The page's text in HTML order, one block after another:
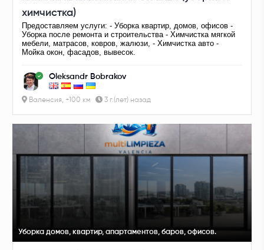
химчистка)
Предоставляем услуги: - Уборка квартир, домов, офисов -
Уборка после ремонта и строительства - Химчистка мягкой
мебели, матрасов, ковров, жалюзи, - Химчистка авто -
Мойка окон, фасадов, вывесок.
Oleksandr Bobrakov
Валенсия, +100 км 3 г.(лет) назад
Уборка домов, квартир, апартаментов, баров, офисов.